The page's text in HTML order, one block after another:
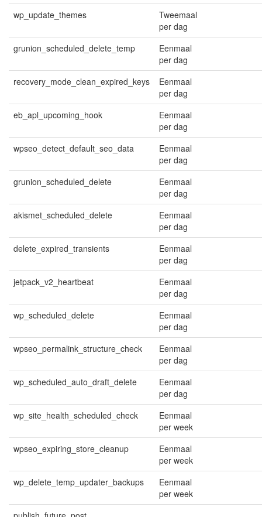
wp_update_themes
Tweemaal
per dag
grunion_scheduled_delete_temp
Eenmaal
per dag
recovery_mode_clean_expired_keys
Eenmaal
per dag
eb_apl_upcoming_hook
Eenmaal
per dag
wpseo_detect_default_seo_data
Eenmaal
per dag
grunion_scheduled_delete
Eenmaal
per dag
akismet_scheduled_delete
Eenmaal
per dag
delete_expired_transients
Eenmaal
per dag
jetpack_v2_heartbeat
Eenmaal
per dag
wp_scheduled_delete
Eenmaal
per dag
wpseo_permalink_structure_check
Eenmaal
per dag
wp_scheduled_auto_draft_delete
Eenmaal
per dag
wp_site_health_scheduled_check
Eenmaal
per week
wpseo_expiring_store_cleanup
Eenmaal
per week
wp_delete_temp_updater_backups
Eenmaal
per week